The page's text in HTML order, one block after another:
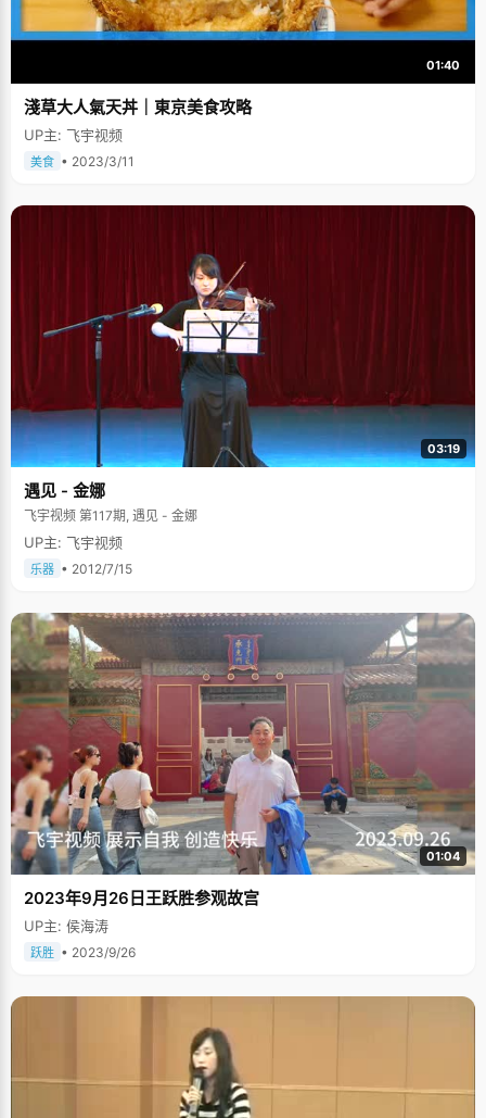
01:40
淺草大人氣天丼｜東京美食攻略
UP主: 飞宇视频
美食 • 2023/3/11
03:19
遇见 - 金娜
飞宇视频 第117期, 遇见 - 金娜
UP主: 飞宇视频
乐器 • 2012/7/15
01:04
2023年9月26日王跃胜参观故宫
UP主: 侯海涛
跃胜 • 2023/9/26